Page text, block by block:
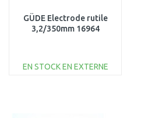
GÜDE Electrode rutile
3,2/350mm 16964
EN STOCK EN EXTERNE